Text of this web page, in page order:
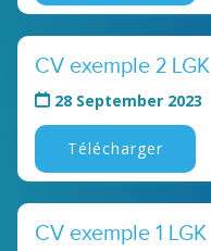
CV exemple 2 LGK
28 September 2023
Télécharger
CV exemple 1 LGK